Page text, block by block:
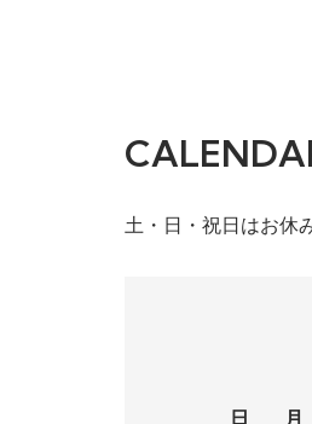
土・日・祝日はお休
日
月